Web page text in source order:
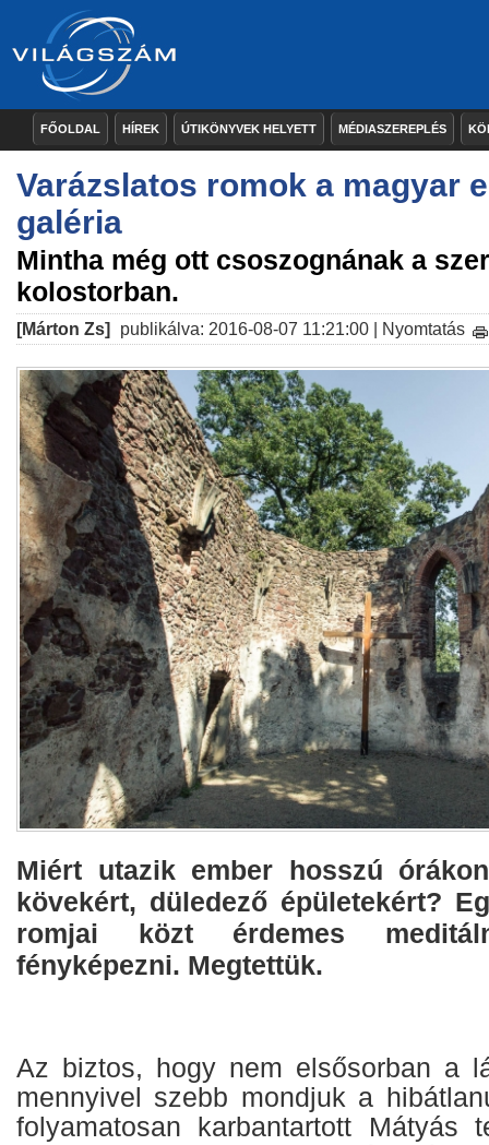
FŐOLDAL HÍREK ÚTIKÖNYVEK HELYETT MÉDIASZEREPLÉS
Varázslatos romok a magyar
galéria
Mintha még ott csoszognának a
kolostorban.
[Márton Zs] publikálva: 2016-08-07 11:21:00 | Nyomtatás
Miért utazik ember hosszú
kövekért, düledező épületekért?
romjai közt érdemes
fényképezni. Megtettük.
Az biztos, hogy nem elsősorban a
mennyivel szebb mondjuk a
folyamatosan karbantartott Mátyás